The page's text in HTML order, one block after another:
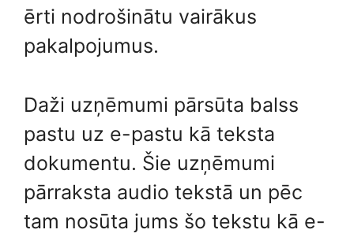
ērti nodrošinātu vairākus
pakalpojumus.
Daži uzņēmumi pārsūta balss
pastu uz e-pastu kā teksta
dokumentu. Šie uzņēmumi
pārraksta audio tekstā un pēc
tam nosūta jums šo tekstu kā e-